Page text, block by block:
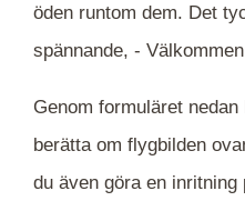
öden runtom dem. Det
spännande, -
Genom formuläret
berätta om flygbilden
du även göra en